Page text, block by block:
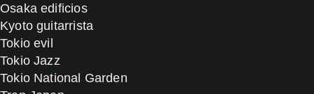
Osaka edificios
Kyoto guitarrista
Tokio evil
Tokio Jazz
Tokio National Garden